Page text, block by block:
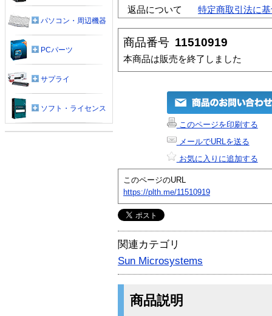
返品について
特定商取引法に
商品番号 11510919
本商品は販売を終了しました
このページを印刷する
メールでURLを送る
お気に入りに追加する
このページのURL
https://plth.me/11510919
関連カテゴリ
Sun Microsystems
商品説明
パソコン・周辺機器
PCパーツ
サプライ
ソフト・ライセンス